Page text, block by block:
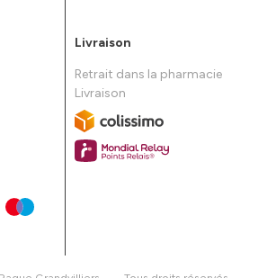
Livraison
Retrait dans la pharmacie
Livraison